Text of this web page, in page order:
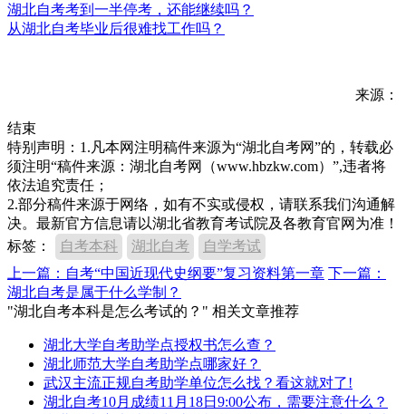
湖北自考考到一半停考，还能继续吗？
从湖北自考毕业后很难找工作吗？
来源：
结束
特别声明：1.凡本网注明稿件来源为“湖北自考网”的，转载必
须注明“稿件来源：湖北自考网（www.hbzkw.com）”,违者将
依法追究责任；
2.部分稿件来源于网络，如有不实或侵权，请联系我们沟通解
决。最新官方信息请以湖北省教育考试院及各教育官网为准！
标签：
自考本科 湖北自考
自学考试
上一篇：自考“中国近现代史纲要”复习资料第一章 下一篇：
湖北自考是属于什么学制？
"湖北自考本科是怎么考试的？" 相关文章推荐
湖北大学自考助学点授权书怎么查？
湖北师范大学自考助学点哪家好？
武汉主流正规自考助学单位怎么找？看这就对了!
湖北自考10月成绩11月18日9:00公布，需要注意什么？